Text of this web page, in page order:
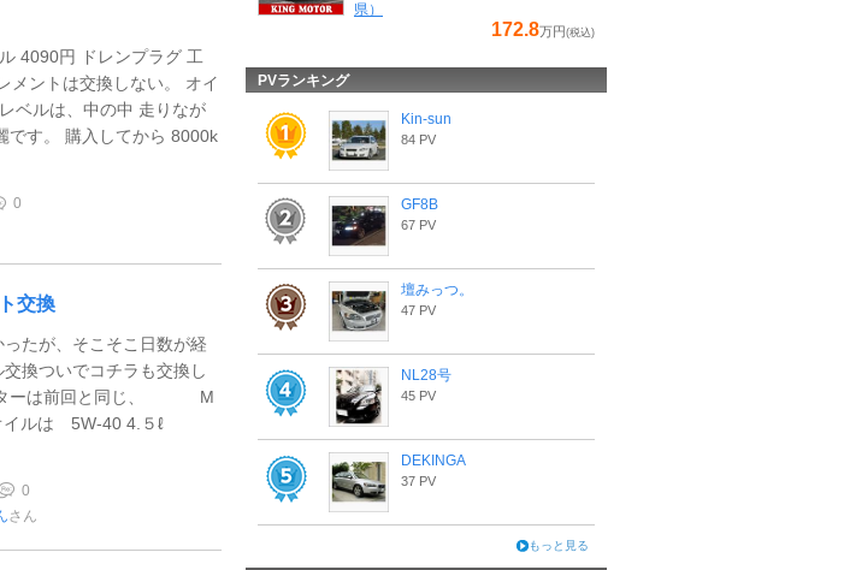
4090円 ドレンプラグ 工
ントは交換しない。 オイ
ベルは、中の中 走りなが
です。 購入してから 8000k
0
交換
たが、そこそこ日数が経
換ついでコチラも交換し
ターは前回と同じ、 M
オイルは 5W-40 4.５ℓ
0
さん
県）
172.8万円 (税込)
PVランキング
Kin-sun
84 PV
GF8B
67 PV
壇みっつ。
47 PV
NL28号
45 PV
DEKINGA
37 PV
もっと見る